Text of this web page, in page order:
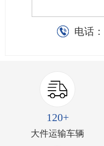
电话：
120+
大件运输车辆